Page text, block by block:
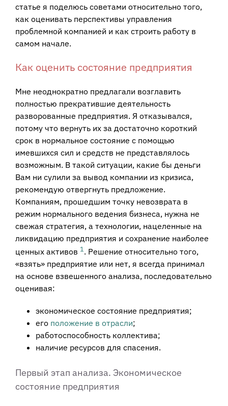
статье я поделюсь советами относительно того,
как оценивать перспективы управления
проблемной компанией и как строить работу в
самом начале.
Как оценить состояние предприятия
Мне неоднократно предлагали возглавить
полностью прекратившие деятельность
разворованные предприятия. Я отказывался,
потому что вернуть их за достаточно короткий
срок в нормальное состояние с помощью
имевшихся сил и средств не представлялось
возможным. В такой ситуации, какие бы деньги
Вам ни сулили за вывод компании из кризиса,
рекомендую отвергнуть предложение.
Компаниям, прошедшим точку невозврата в
режим нормального ведения бизнеса, нужна не
свежая стратегия, а технологии, нацеленные на
ликвидацию предприятия и сохранение наиболее
ценных активов 1. Решение относительно того,
«взять» предприятие или нет, я всегда принимал
на основе взвешенного анализа, последовательно
оценивая:
экономическое состояние предприятия;
его положение в отрасли;
работоспособность коллектива;
наличие ресурсов для спасения.
Первый этап анализа. Экономическое
состояние предприятия